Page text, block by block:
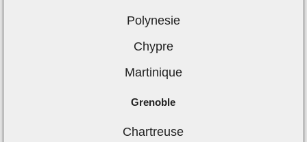
Polynesie
Chypre
Martinique
Grenoble
Chartreuse